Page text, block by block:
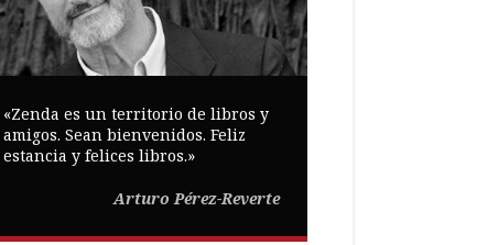
«Zenda es un territorio de libros y
amigos. Sean bienvenidos. Feliz
estancia y felices libros.»
Arturo Pérez-Reverte